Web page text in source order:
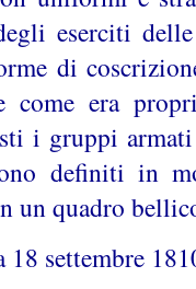
eserciti
di
come era
i gruppi
definiti in
un quadro
18 settembre